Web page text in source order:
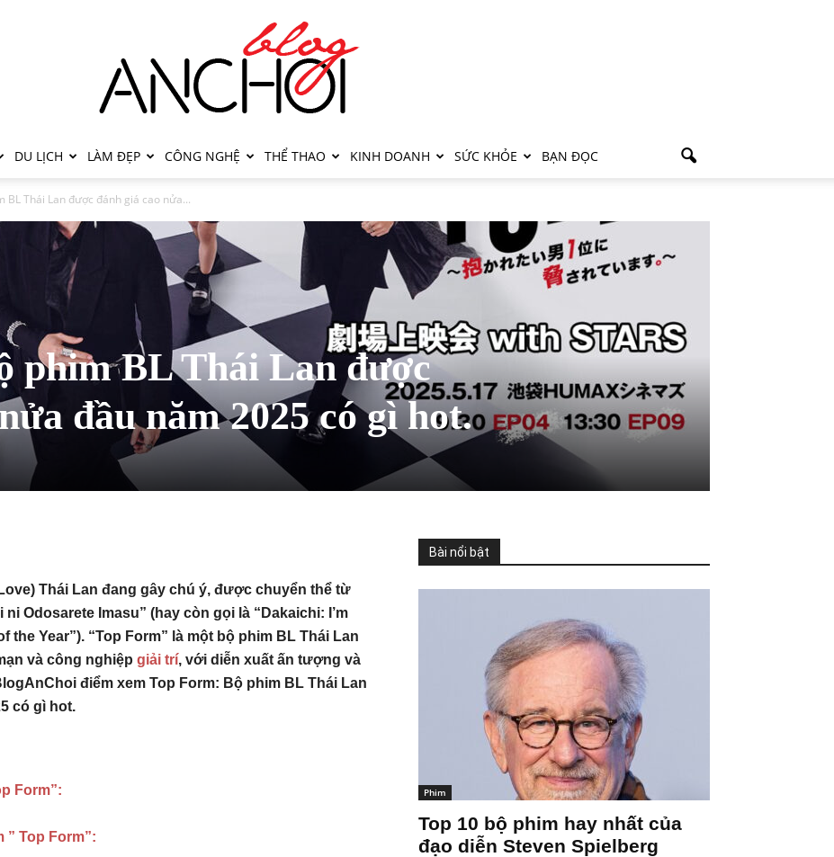
DU LỊCH LÀM ĐẸP CÔNG NGHỆ THỂ THAO KINH DOANH SỨC KHỎE BẠN ĐỌC
BL Thái Lan được đánh giá cao nửa...
phim BL Thái Lan được
đầu năm 2025 có gì hot.
Thái Lan đang gây chú ý, được chuyển thể từ
Odosarete Imasu” (hay còn gọi là “Dakaichi: I’m
the Year”). “Top Form” là một bộ phim BL Thái Lan
và công nghiệp giải trí, với diễn xuất ấn tượng và
điểm xem Top Form: Bộ phim BL Thái Lan
có gì hot.
Form”:
Top Form”:
Bài nổi bật
Phim
Top 10 bộ phim hay nhất của
đạo diễn Steven Spielberg